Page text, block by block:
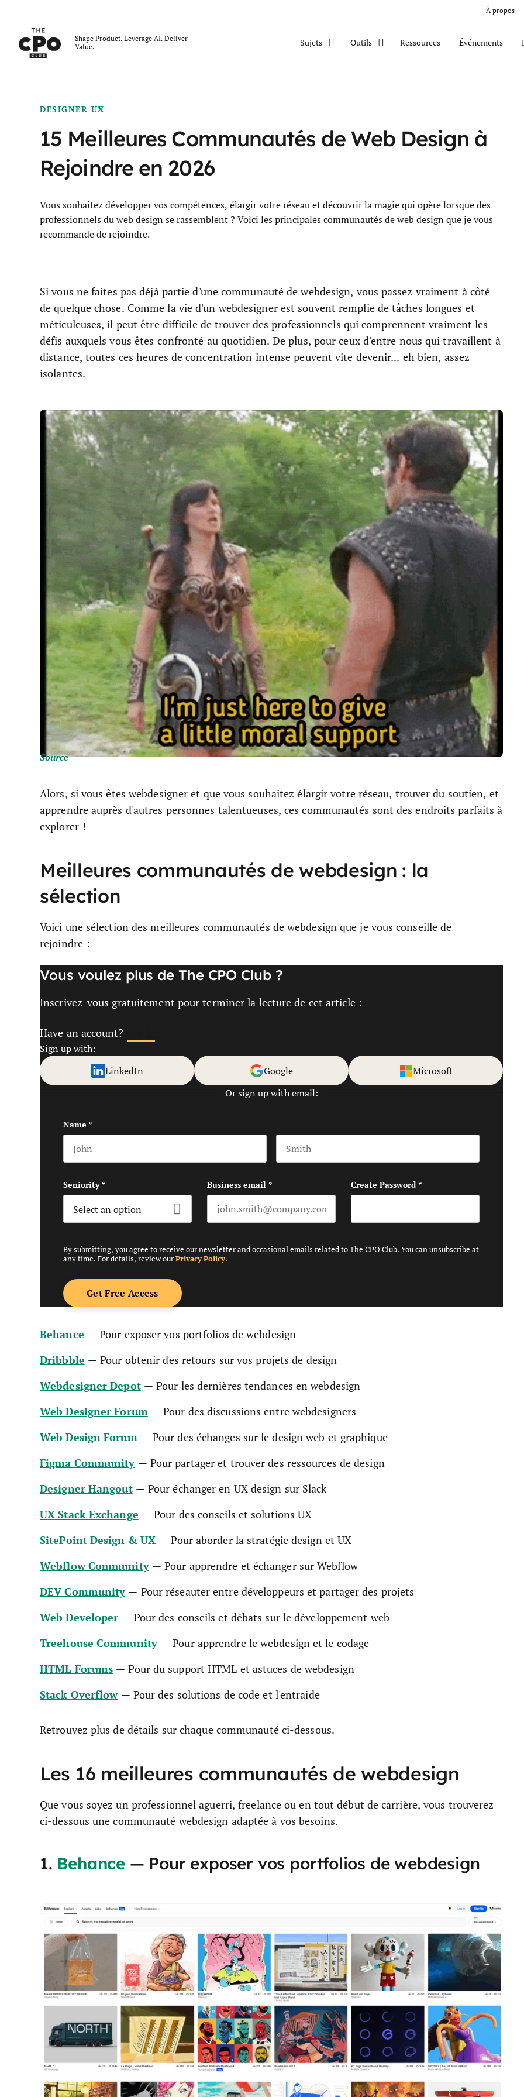
À propos
Shape Product. Leverage AI. Deliver
Value.
Sujets Outils Ressources Événements
DESIGNER UX
15 Meilleures Communautés de Web Design à
Rejoindre en 2026
Vous souhaitez développer vos compétences, élargir votre réseau et découvrir la magie qui opère lorsque des
professionnels du web design se rassemblent ? Voici les principales communautés de web design que je vous
recommande de rejoindre.
Si vous ne faites pas déjà partie d'une communauté de webdesign, vous passez vraiment à côté
de quelque chose. Comme la vie d'un webdesigner est souvent remplie de tâches longues et
méticuleuses, il peut être difficile de trouver des professionnels qui comprennent vraiment les
défis auxquels vous êtes confronté au quotidien. De plus, pour ceux d'entre nous qui travaillent à
distance, toutes ces heures de concentration intense peuvent vite devenir... eh bien, assez
isolantes.
Source
Alors, si vous êtes webdesigner et que vous souhaitez élargir votre réseau, trouver du soutien, et
apprendre auprès d'autres personnes talentueuses, ces communautés sont des endroits parfaits à
explorer !
Meilleures communautés de webdesign : la
sélection
Voici une sélection des meilleures communautés de webdesign que je vous conseille de
rejoindre :
Vous voulez plus de The CPO Club ?
Inscrivez-vous gratuitement pour terminer la lecture de cet article :
Have an account?
Sign up with:
LinkedIn
Google
Microsoft
Or sign up with email:
Name *
Seniority* Business email* Create Password*
By submitting, you agree to receive our newsletter and occasional emails related to The CPO Club. You can unsubscribe at
any time. For details, review ourPrivacy Policy.
Behance — Pour exposer vos portfolios de webdesign
Dribbble — Pour obtenir des retours sur vos projets de design
Webdesigner Depot— Pour les dernières tendances en webdesign
Web Designer Forum— Pour des discussions entre webdesigners
Web Design Forum— Pour des échanges sur le design web et graphique
Figma Community — Pour partager et trouver des ressources de design
Designer Hangout— Pour échanger en UX design sur Slack
UX Stack Exchange — Pour des conseils et solutions UX
SitePoint Design & UX — Pour aborder la stratégie design et UX
Webflow Community— Pour apprendre et échanger sur Webflow
DEV Community — Pour réseauter entre développeurs et partager des projets
Web Developer — Pour des conseils et débats sur le développement web
Treehouse Community— Pour apprendre le webdesign et le codage
HTML Forums — Pour du support HTML et astuces de webdesign
Stack Overflow— Pour des solutions de code et l'entraide
Retrouvez plus de détails sur chaque communauté ci-dessous.
Les 16 meilleures communautés de webdesign
Que vous soyez un professionnel aguerri, freelance ou en tout début de carrière, vous trouverez
ci-dessous une communauté webdesign adaptée à vos besoins.
1. Behance — Pour exposer vos portfolios de webdesign